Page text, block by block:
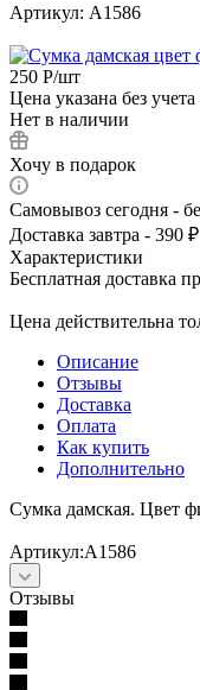
Артикул: А1586
250 Р/шт
Цена указана без
Нет в наличии
Хочу в подарок
Самовывоз сегодня -
Доставка завтра - 390 ₽
Характеристики
Бесплатная доставка
Цена действительна
Описание
Отзывы
Доставка
Оплата
Как купить
Дополнительно
Сумка дамская. Цвет
Артикул:А1586
Отзывы